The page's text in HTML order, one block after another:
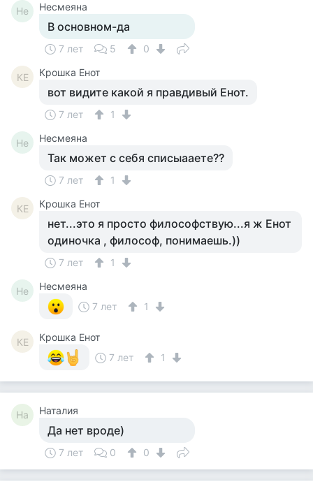
Не Несмеяна
В основном-да
7 лет 5 0
КЕ Крошка Енот
вот видите какой я правдивый Енот.
7 лет 1
Не Несмеяна
Так может с себя списыааете??
7 лет 1
КЕ Крошка Енот
нет...это я просто философствую...я ж Енот
одиночка , философ, понимаешь.))
7 лет 1
Не
Несмеяна
7 лет
1
КЕ
Крошка Енот
7 лет
1
На Наталия
Да нет вроде)
7 лет 0 0